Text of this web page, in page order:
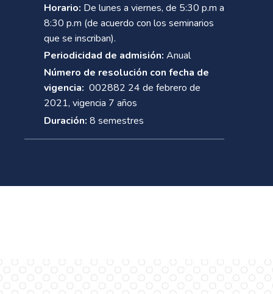
Horario: De lunes a viernes, de 5:30 p.m a
8:30 p.m (de acuerdo con los seminarios
que se inscriban).
Periodicidad de admisión: Anual
Número de resolución con fecha de
vigencia: 002882 24 de febrero de
2021, vigencia 7 años
Duración: 8 semestres